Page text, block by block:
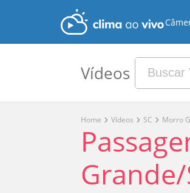
Vídeos
Home Vídeos SC Morro
Grande/